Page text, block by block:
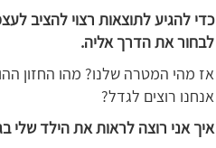
כדי להגיע לתוצאות רצוי להציב
לבחור את הדרך אליה.
אז מהי המטרה שלנו? מהו החזון
אנחנו רוצים לגדל?
איך אני רוצה לראות את הילד שלי בגיל